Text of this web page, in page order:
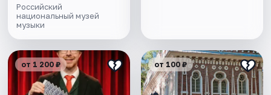
Российский
национальный музей
музыки
от 1 200 ₽ от 100 ₽